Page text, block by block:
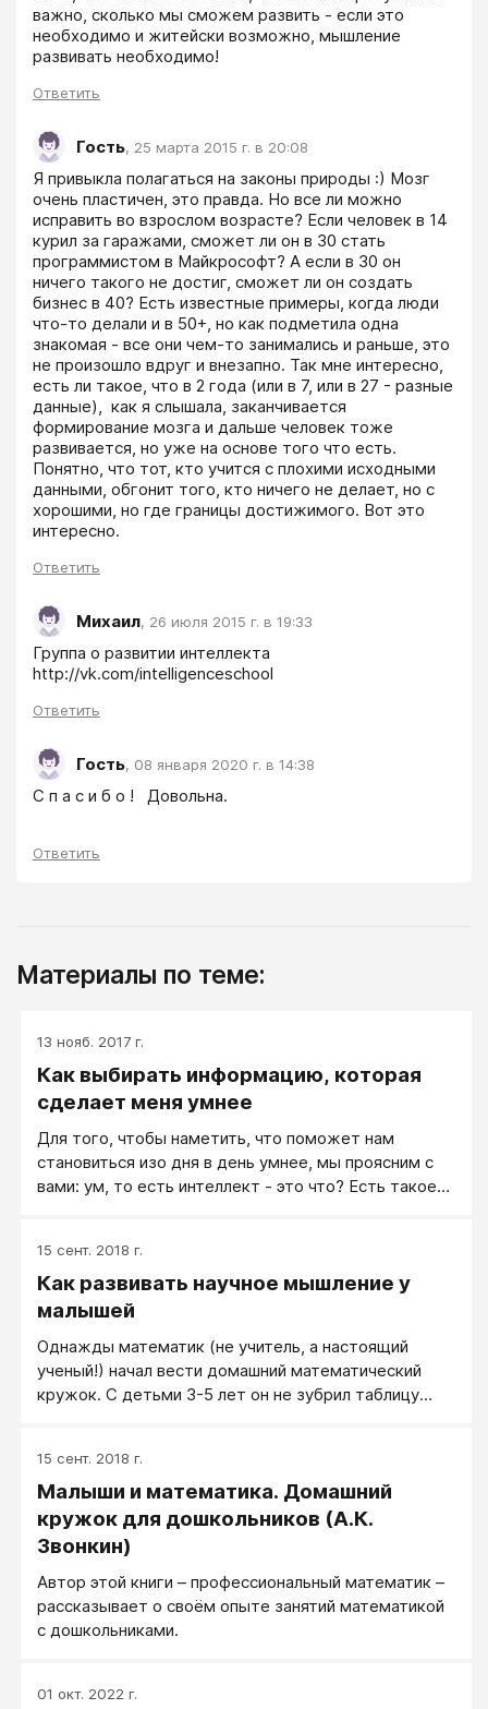
важно, сколько мы сможем развить - если это
необходимо и житейски возможно, мышление
Ответить
Гость, 25 марта 2015 г. в 20:08
Я привыкла полагаться на законы природы :) Мозг
очень пластичен, это правда. Но все ли можно
исправить во взрослом возрасте? Если человек в 14
курил за гаражами, сможет ли он в 30 стать
программистом в Майкрософт? А если в 30 он
ничего такого не достиг, сможет ли он создать
бизнес в 40? Есть известные примеры, когда люди
что-то делали и в 50+, но как подметила одна
знакомая - все они чем-то занимались и раньше, это
не произошло вдруг и внезапно. Так мне интересно,
есть ли такое, что в 2 года (или в 7, или в 27 - разные
данные),  как я слышала, заканчивается
формирование мозга и дальше человек тоже
развивается, но уже на основе того что есть.
Понятно, что тот, кто учится с плохими исходными
данными, обгонит того, кто ничего не делает, но с
хорошими, но где границы достижимого. Вот это
интересно.
Ответить
Михаил, 26 июля 2015 г. в 19:33
Группа о развитии интеллекта
http://vk.com/intelligenceschool
Ответить
Гость, 08 января 2020 г. в 14:38
С п а с и б о !   Довольна.
Ответить
Материалы по теме:
13 нояб. 2017 г.
Как выбирать информацию, которая
сделает меня умнее
Для того, чтобы наметить, что поможет нам
становиться изо дня в день умнее, мы проясним с
вами: ум, то есть интеллект - это что? Есть такое
убеждение дает индульгенцию на расслабление:
дескать, не дал Господь мозгов, можно и не
тужиться, не нарисуешь же за Всевышнего.
нейрофизиологии?
15 сент. 2018 г.
Как развивать научное мышление у
малышей
Однажды математик (не учитель, а настоящий
ученый!) начал вести домашний математический
кружок. С детьми 3-5 лет он не зубрил таблицу
15 сент. 2018 г.
Малыши и математика. Домашний
кружок для дошкольников (А.К.
Звонкин)
Автор этой книги – профессиональный математик –
рассказывает о своём опыте занятий математикой
с дошкольниками.
01 окт. 2022 г.